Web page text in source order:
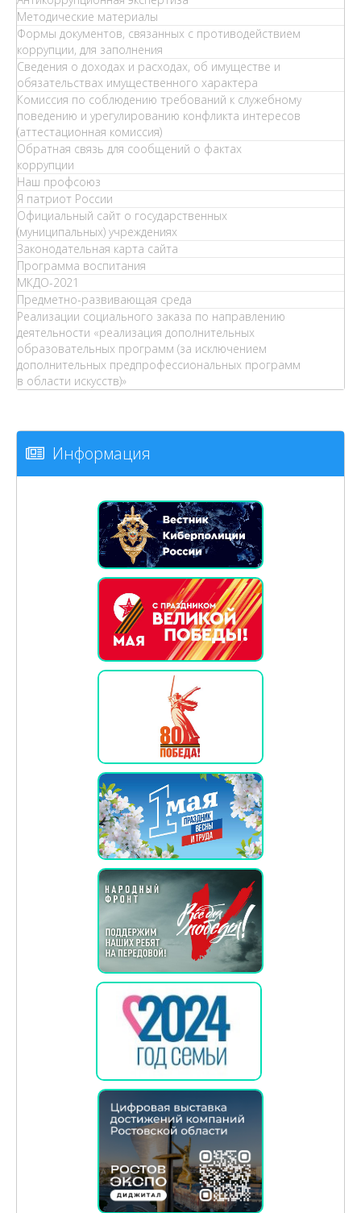
Методические материалы
Формы документов, связанных с противодействием
коррупции, для заполнения
Сведения о доходах и расходах, об имуществе и
обязательствах имущественного характера
Комиссия по соблюдению требований к служебному
поведению и урегулированию конфликта интересов
(аттестационная комиссия)
Обратная связь для сообщений о фактах
коррупции
Наш профсоюз
Я патриот России
Официальный сайт о государственных
(муниципальных) учреждениях
Законодательная карта сайта
Программа воспитания
МКДО-2021
Предметно-развивающая среда
Реализации социального заказа по направлению
деятельности «реализация дополнительных
образовательных программ (за исключением
дополнительных предпрофессиональных программ
в области искусств)»
Информация